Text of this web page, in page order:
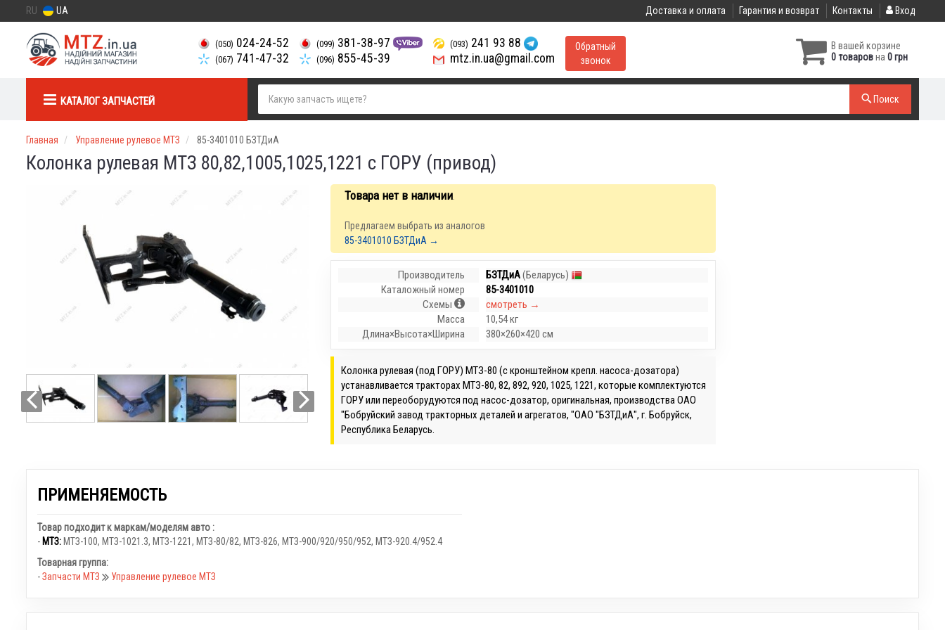
RU UA Доставка и оплата Гарантия и возврат Контакты Вход
(050) 024-24-52
(067) 741-47-32
(099) 381-38-97
(096) 855-45-39
(093) 241 93 88
mtz.in.ua@gmail.com
Обратный
звонок
В вашей корзине
0 товаровна 0 грн
КАТАЛОГ ЗАПЧАСТЕЙ Поиск
Главная Управление рулевое МТЗ 85-3401010 БЗТДиА
Колонка рулевая МТЗ 80,82,1005,1025,1221 с ГОРУ (привод)
Товара нет в наличии
Предлагаем выбрать из аналогов
85-3401010 БЗТДиА →
Производитель БЗТДиА(Беларусь)
Каталожный номер
85-3401010
Схемы
смотреть →
Масса
10,54 кг
Длина×Высота×Ширина
380×260×420 см
Колонка рулевая (под ГОРУ) МТЗ-80 (с кронштейном крепл. насоса-дозатора)
устанавливается тракторах МТЗ-80, 82, 892, 920, 1025, 1221, которые комплектуются
ГОРУ или переоборудуются под насос-дозатор, оригинальная, производства ОАО
"Бобруйский завод тракторных деталей и агрегатов, "ОАО "БЗТДиА", г. Бобруйск,
Республика Беларусь.
ПРИМЕНЯЕМОСТЬ
Товар подходит к маркам/моделям авто :
- МТЗ: МТЗ-100, МТЗ-1021.3, МТЗ-1221, МТЗ-80/82, МТЗ-826, МТЗ-900/920/950/952, МТЗ-920.4/952.4
Товарная группа:
-Запчасти МТЗ Управление рулевое МТЗ